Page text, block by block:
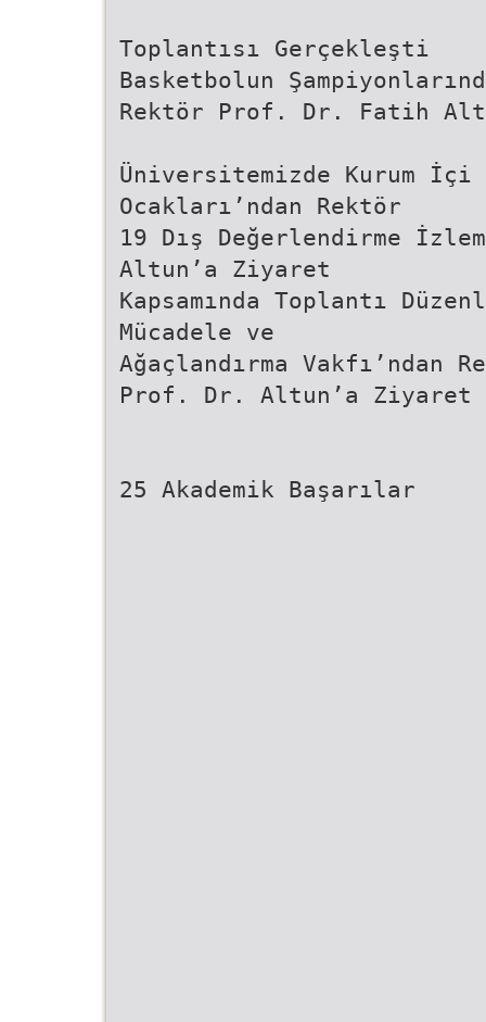
Toplantısı Gerçekleşti
Basketbolun
Rektör Prof. Dr. Fatih
Üniversitemizde Kurum
Ocakları’ndan Rektör
19 Dış Değerlendirme
Altun’a Ziyaret
Kapsamında Toplantı
Mücadele ve
Ağaçlandırma Vakfı’ndan
Prof. Dr. Altun’a Ziyaret
25 Akademik Başarılar